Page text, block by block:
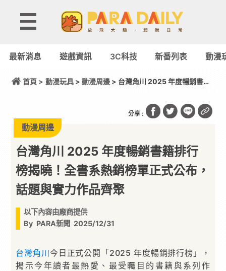
最新消息 遊戲資訊 3C科技 新番列表 動漫
首頁 > 動漫玩具> 動漫周邊> 台灣角川 2025 年度暢銷書籍
分享 :
動漫周邊
台灣角川 2025 年度暢銷書籍排行
榜揭曉！全書系熱銷榜單正式公布，
話題與實力作品齊聚
以下內容由廠商提供
By PARA新聞 2025/12/31
台灣角川今日正式公開「2025 年度暢銷排行榜」，
揭示今年讀者最熱愛、最受矚目的書籍與系列作